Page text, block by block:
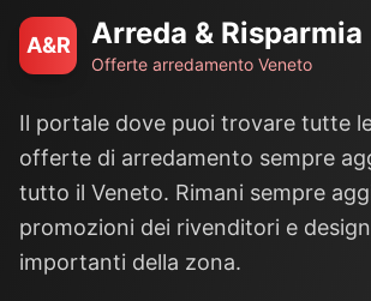
A&R Arreda & Risparmia
Offerte arredamento Veneto
Il portale dove puoi trovare tutte
offerte di arredamento sempre
tutto il Veneto. Rimani sempre
promozioni dei rivenditori e
importanti della zona.